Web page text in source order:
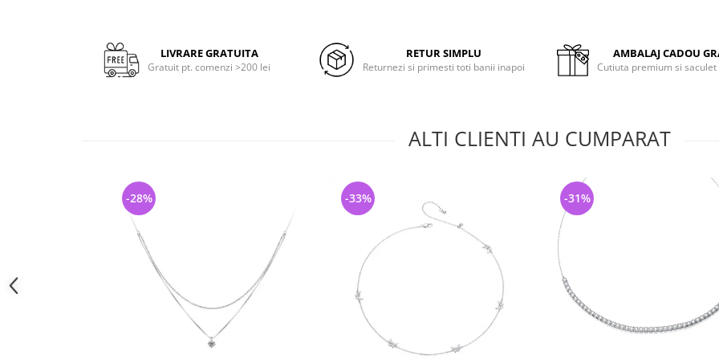
LIVRARE GRATUITA
Gratuit pt. comenzi >200 lei
RETUR SIMPLU
Returnezi si primesti toti banii inapoi
AMBALAJ CADOU
Cutiuta premium si saculet
ALTI CLIENTI AU CUMPARAT
-28% -33% -31%